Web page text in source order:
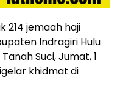
214 jemaah haji
Indragiri Hulu
Suci, Jumat, 1
khidmat di